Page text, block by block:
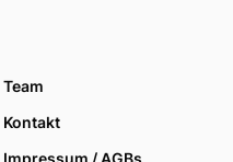
Team
Kontakt
Impressum / AGBs